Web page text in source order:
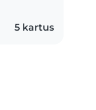
5 kartus